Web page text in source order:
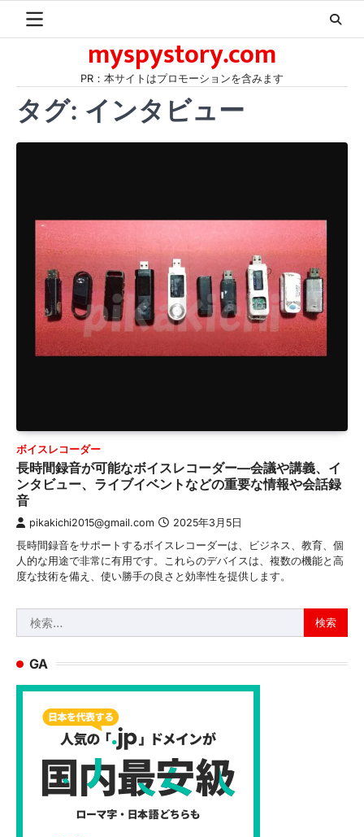
myspystory.com
PR：本サイトはプロモーションを含みます
タグ: インタビュー
ボイスレコーダー
長時間録音が可能なボイスレコーダー—会議や講義、イ
ンタビュー、ライブイベントなどの重要な情報や会話録
音
pikakichi2015@gmail.com 2025年3月5日
長時間録音をサポートするボイスレコーダーは、ビジネス、教育、個
人的な用途で非常に有用です。これらのデバイスは、複数の機能と高
度な技術を備え、使い勝手の良さと効率性を提供します。
索:
GA